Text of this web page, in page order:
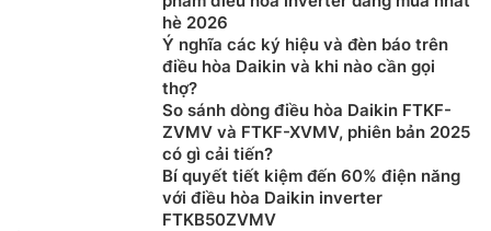
mang lại cho người dùng không gian trong lành nhất.
hè 2026
Ý nghĩa các ký hiệu và đèn báo trên
điều hòa Daikin và khi nào cần gọi
thợ?
So sánh dòng điều hòa Daikin FTKF-
ZVMV và FTKF-XVMV, phiên bản 2025
có gì cải tiến?
Bí quyết tiết kiệm đến 60% điện năng
với điều hòa Daikin inverter
FTKB50ZVMV